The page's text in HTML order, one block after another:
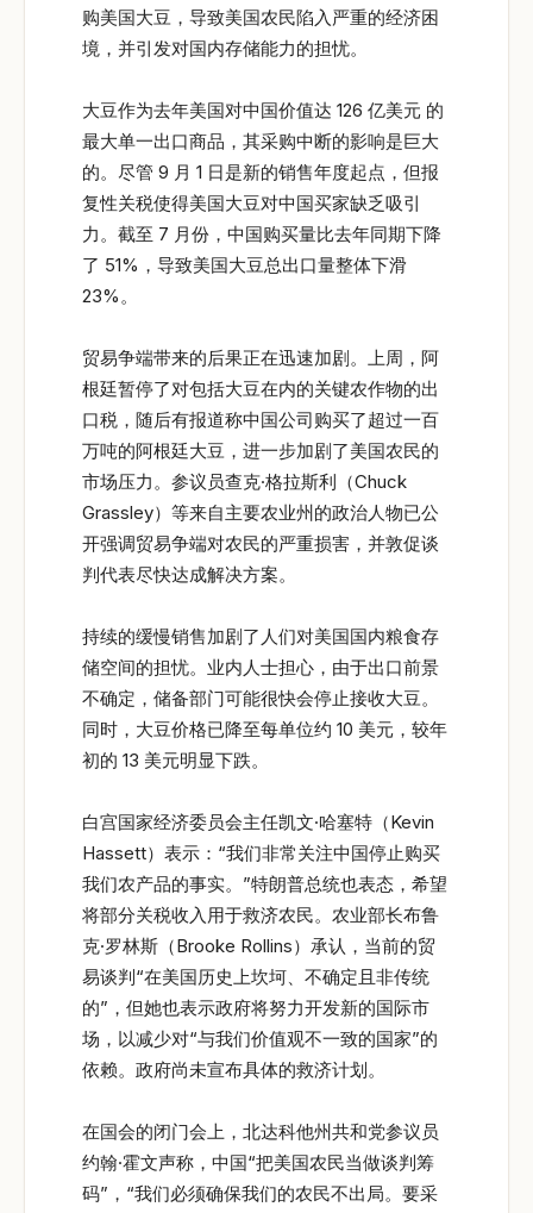
购美国大豆，导致美国农民陷入严重的经济困
境，并引发对国内存储能力的担忧。
大豆作为去年美国对中国价值达 126 亿美元 的
最大单一出口商品，其采购中断的影响是巨大
的。尽管 9 月 1 日是新的销售年度起点，但报
复性关税使得美国大豆对中国买家缺乏吸引
力。截至 7 月份，中国购买量比去年同期下降
了 51%，导致美国大豆总出口量整体下滑
23%。
贸易争端带来的后果正在迅速加剧。上周，阿
根廷暂停了对包括大豆在内的关键农作物的出
口税，随后有报道称中国公司购买了超过一百
万吨的阿根廷大豆，进一步加剧了美国农民的
市场压力。参议员查克·格拉斯利（Chuck
Grassley）等来自主要农业州的政治人物已公
开强调贸易争端对农民的严重损害，并敦促谈
判代表尽快达成解决方案。
持续的缓慢销售加剧了人们对美国国内粮食存
储空间的担忧。业内人士担心，由于出口前景
不确定，储备部门可能很快会停止接收大豆。
同时，大豆价格已降至每单位约 10 美元，较年
初的 13 美元明显下跌。
白宫国家经济委员会主任凯文·哈塞特（Kevin
Hassett）表示：“我们非常关注中国停止购买
我们农产品的事实。”特朗普总统也表态，希望
将部分关税收入用于救济农民。农业部长布鲁
克·罗林斯（Brooke Rollins）承认，当前的贸
易谈判“在美国历史上坎坷、不确定且非传统
的”，但她也表示政府将努力开发新的国际市
场，以减少对“与我们价值观不一致的国家”的
依赖。政府尚未宣布具体的救济计划。
在国会的闭门会上，北达科他州共和党参议员
约翰·霍文声称，中国“把美国农民当做谈判筹
码”，“我们必须确保我们的农民不出局。要采